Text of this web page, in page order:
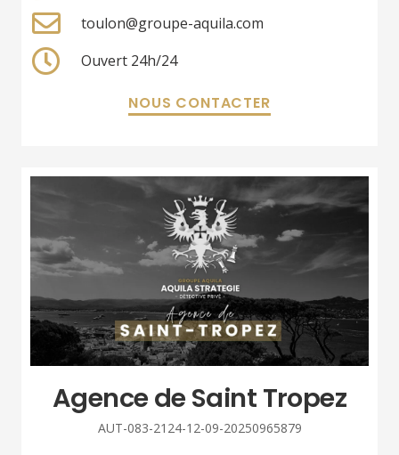
toulon@groupe-aquila.com
Ouvert 24h/24
NOUS CONTACTER
Agence de Saint Tropez
AUT-083-2124-12-09-20250965879